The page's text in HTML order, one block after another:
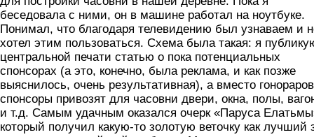
беседовала с ними, он в машине работал на ноутбуке.
Понимал, что благодаря телевидению был узнаваем и
хотел этим пользоваться. Схема была такая: я
центральной печати статью о пока потенциальных
спонсорах (а это, конечно, была реклама, и как позже
выяснилось, очень результативная), а вместо гонораров
спонсоры привозят для часовни двери, окна, полы,
и т.д. Самым удачным оказался очерк «Паруса
который получил какую-то золотую веточку как лучший